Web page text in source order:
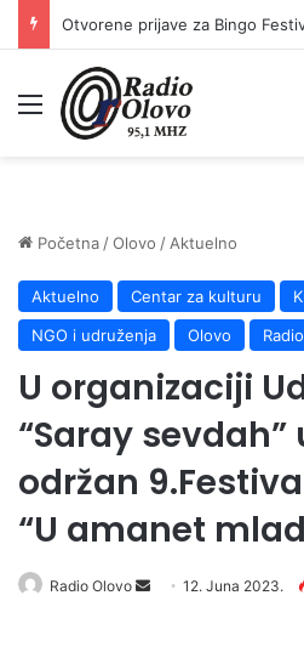
Meni
Početna /Olovo / Aktuelno
Aktuelno Centar za kulturu
NGO i udruženja
Olovo
U organizaciji
“Saray sevdah”
održan
“U amanet
Radio Olovo
Send12. Juna 2023.